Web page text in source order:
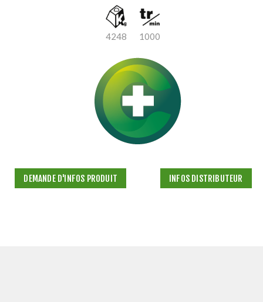
4248 1000
DEMANDE D'INFOS PRODUIT INFOS DISTRIBUTEUR